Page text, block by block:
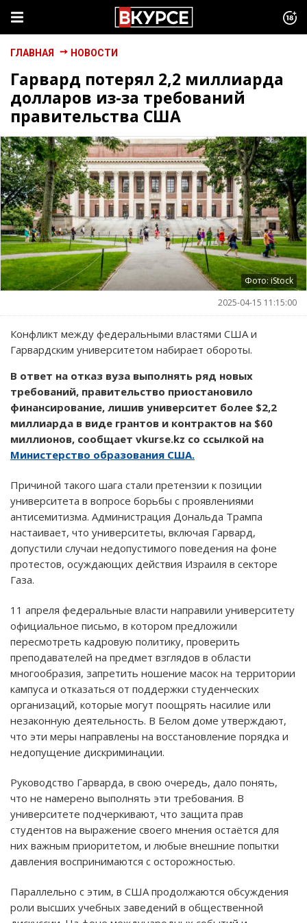
ГЛАВНАЯ НОВОСТИ
Гарвард потерял 2,2 миллиарда
долларов из-за требований
правительства США
Фото: iStock
2025-04-15 11:15:00
Конфликт между федеральными властями США и
Гарвардским университетом набирает обороты.
В ответ на отказ вуза выполнять ряд новых
требований, правительство приостановило
финансирование, лишив университет более $2,2
миллиарда в виде грантов и контрактов на $60
миллионов, сообщает vkurse.kz со ссылкой на
Министерство образования США.
Причиной такого шага стали претензии к позиции
университета в вопросе борьбы с проявлениями
антисемитизма. Администрация Дональда Трампа
настаивает, что университеты, включая Гарвард,
допустили случаи недопустимого поведения на фоне
протестов, осуждающих действия Израиля в секторе
Газа.
11 апреля федеральные власти направили университету
официальное письмо, в котором предложили
пересмотреть кадровую политику, проверить
преподавателей на предмет взглядов в области
многообразия, запретить ношение масок на территории
кампуса и отказаться от поддержки студенческих
организаций, которые могут поощрять насилие или
незаконную деятельность. В Белом доме утверждают,
что эти меры направлены на восстановление порядка и
недопущение дискриминации.
Руководство Гарварда, в свою очередь, дало понять,
что не намерено выполнять эти требования. В
университете подчеркивают, что защита прав
студентов на выражение своего мнения остаётся для
них важным приоритетом, и любые внешние попытки
давления воспринимаются с осторожностью.
Параллельно с этим, в США продолжаются обсуждения
роли высших учебных заведений в общественной